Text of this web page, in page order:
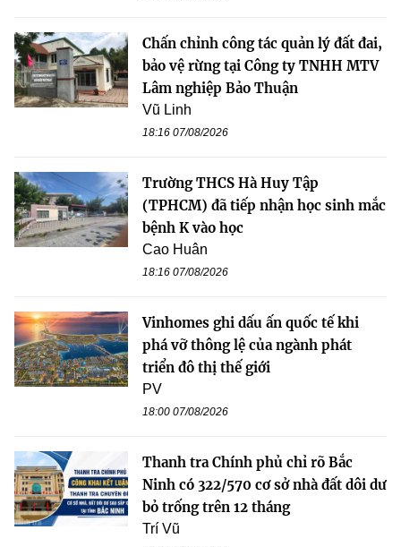
Chấn chỉnh công tác quản lý đất đai,
bảo vệ rừng tại Công ty TNHH MTV
Lâm nghiệp Bảo Thuận
Vũ Linh
18:16 07/08/2026
Trường THCS Hà Huy Tập
(TPHCM) đã tiếp nhận học sinh mắc
bệnh K vào học
Cao Huân
18:16 07/08/2026
Vinhomes ghi dấu ấn quốc tế khi
phá vỡ thông lệ của ngành phát
triển đô thị thế giới
PV
18:00 07/08/2026
Thanh tra Chính phủ chỉ rõ Bắc
Ninh có 322/570 cơ sở nhà đất dôi dư
bỏ trống trên 12 tháng
Trí Vũ